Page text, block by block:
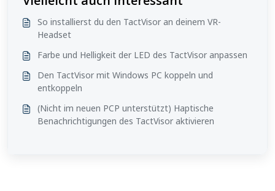
So installierst du den TactVisor an deinem VR-
Headset
Farbe und Helligkeit der LED des TactVisor anpassen
Den TactVisor mit Windows PC koppeln und
entkoppeln
(Nicht im neuen PCP unterstützt) Haptische
Benachrichtigungen des TactVisor aktivieren